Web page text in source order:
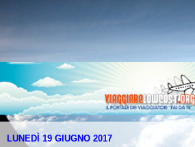
LUNEDÌ 19 GIUGNO 2017